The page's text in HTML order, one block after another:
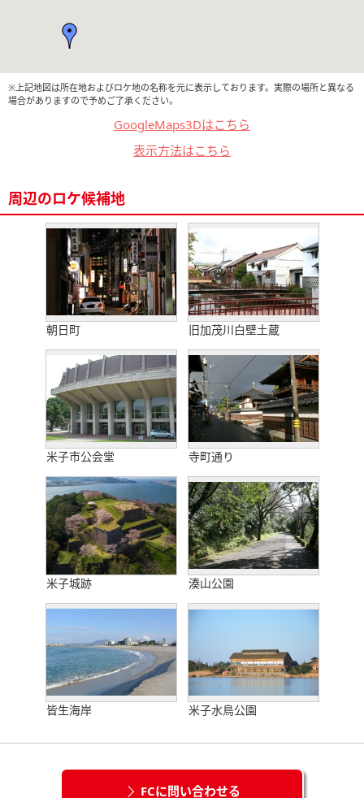
※上記地図は所在地およびロケ地の名称を元に表示しております。実際の場所と異なる
場合がありますので予めご了承ください。
GoogleMaps3Dはこちら
表示方法はこちら
周辺のロケ候補地
朝日町 旧加茂川白壁土蔵
米子市公会堂 寺町通り
米子城跡 湊山公園
皆生海岸 米子水鳥公園
FCに問い合わせる